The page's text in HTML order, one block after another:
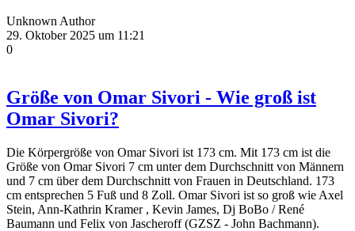
Unknown Author
29. Oktober 2025 um 11:21
0
Größe von Omar Sivori - Wie groß ist
Omar Sivori?
Die Körpergröße von Omar Sivori ist 173 cm. Mit 173 cm ist die
Größe von Omar Sivori 7 cm unter dem Durchschnitt von Männern
und 7 cm über dem Durchschnitt von Frauen in Deutschland. 173
cm entsprechen 5 Fuß und 8 Zoll. Omar Sivori ist so groß wie Axel
Stein, Ann-Kathrin Kramer , Kevin James, Dj BoBo / René
Baumann und Felix von Jascheroff (GZSZ - John Bachmann).